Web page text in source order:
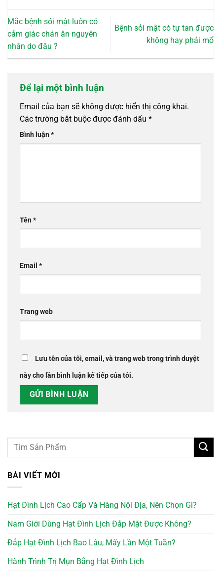
Mắc bệnh sỏi mật luôn có
cảm giác chán ăn nguyên
nhân do đâu ?
Bệnh sỏi mật có tự tan được
không hay phải mổ
Để lại một bình luận
Email của bạn sẽ không được hiển thị công khai.
Các trường bắt buộc được đánh dấu *
Bình luận*
Tên*
Email *
Trang web
Lưu tên của tôi, email, và trang web trong trình duyệt
này cho lần bình luận kế tiếp của tôi.
BÀI VIẾT MỚI
Hạt Đình Lịch Cao Cấp Và Hàng Nội Địa, Nên Chọn Gì?
Nam Giới Dùng Hạt Đình Lịch Đắp Mặt Được Không?
Đắp Hạt Đình Lịch Bao Lâu, Mấy Lần Một Tuần?
Hành Trình Trị Mụn Bằng Hạt Đình Lịch